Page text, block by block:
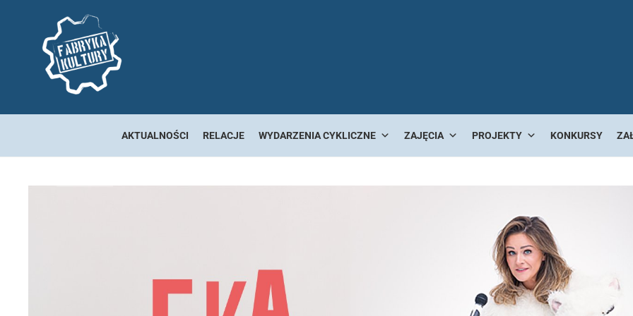
AKTUALNOŚCI RELACJE WYDARZENIA CYKLICZNE ZAJĘCIA PROJEKTY KONKURSY